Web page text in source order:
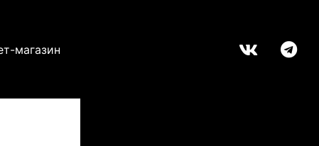
магазин